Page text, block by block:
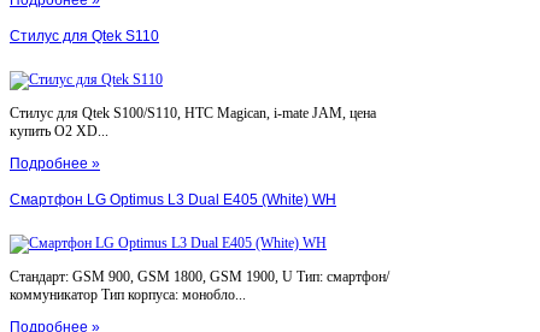
Стилус для Qtek S110
Стилус для Qtek S100/S110, HTC Magican, i-mate JAM, цена
купить O2 XD...
Подробнее »
Смартфон LG Optimus L3 Dual E405 (White) WH
Стандарт: GSM 900, GSM 1800, GSM 1900, U Тип: смартфон/
коммуникатор Тип корпуса: монобло...
Подробнее »